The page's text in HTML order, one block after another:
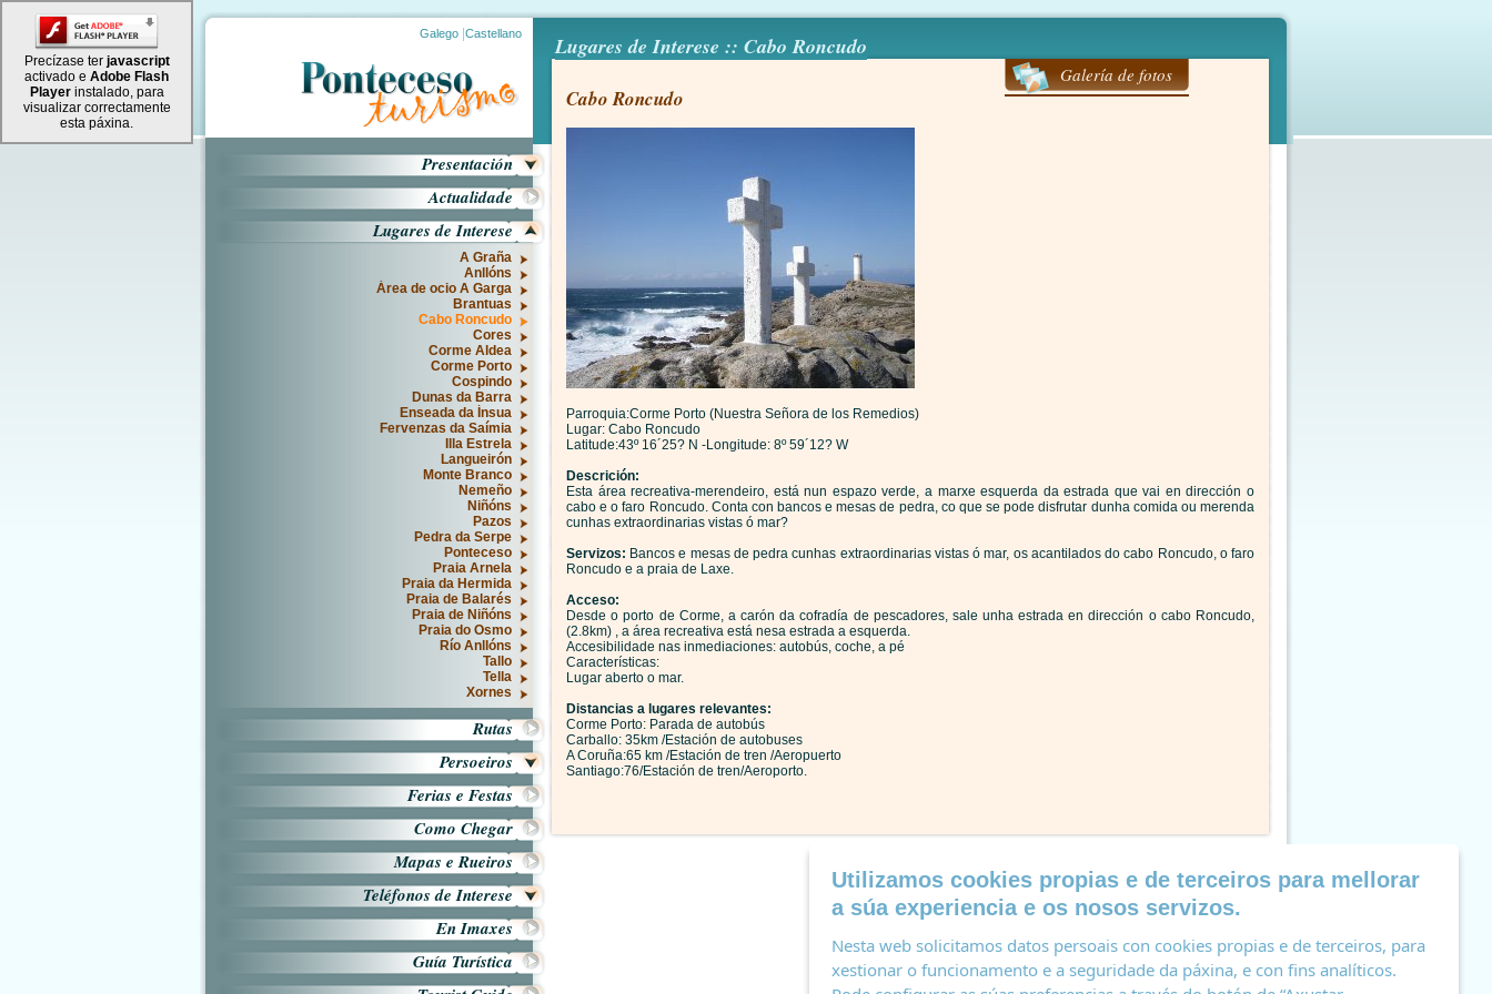
Precízase ter javascript
activado e Adobe Flash
Playerinstalado, para
visualizar correctamente
esta páxina.
Galego Castellano
Presentación
Actualidade
Lugares de Interese
A Graña
Anllóns
Área de ocio A Garga
Brantuas
Cabo Roncudo
Cores
Corme Aldea
Corme Porto
Cospindo
Dunas da Barra
Enseada da Ínsua
Fervenzas da Saímia
Illa Estrela
Langueirón
Monte Branco
Nemeño
Niñóns
Pazos
Pedra da Serpe
Ponteceso
Praia Arnela
Praia da Hermida
Praia de Balarés
Praia de Niñóns
Praia do Osmo
Río Anllóns
Tallo
Tella
Xornes
Rutas
Persoeiros
Ferias e Festas
Como Chegar
Mapas e Rueiros
Teléfonos de Interese
En Imaxes
Guía Turística
Lugares de Interese :: Cabo Roncudo
Galería de fotos
Cabo Roncudo
Parroquia:Corme Porto (Nuestra Señora de los Remedios)
Lugar: Cabo Roncudo
Latitude:43º 16´25? N -Longitude: 8º 59´12? W
Descrición:
Esta área recreativa-merendeiro, está nun espazo verde, a marxe esquerda da estrada que vai en dirección o
cabo e o faro Roncudo. Conta con bancos e mesas de pedra, co que se pode disfrutar dunha comida ou merenda
cunhas extraordinarias vistas ó mar?
Servizos: Bancos e mesas de pedra cunhas extraordinarias vistas ó mar, os acantilados do cabo Roncudo, o faro
Roncudo e a praia de Laxe.
Acceso:
Desde o porto de Corme, a carón da cofradía de pescadores, sale unha estrada en dirección o cabo Roncudo,
(2.8km) , a área recreativa está nesa estrada a esquerda.
Accesibilidade nas inmediaciones: autobús, coche, a pé
Características:
Lugar aberto o mar.
Distancias a lugares relevantes:
Corme Porto: Parada de autobús
Carballo: 35km /Estación de autobuses
A Coruña:65 km /Estación de tren /Aeropuerto
Santiago:76/Estación de tren/Aeroporto.
Utilizamos cookies propias e de terceiros para mellorar
a súa experiencia e os nosos servizos.
Nesta web solicitamos datos persoais con cookies propias e de terceiros, para
xestionar o funcionamento e a seguridade da páxina, e con fins analíticos.